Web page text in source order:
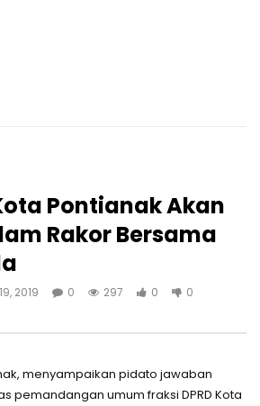
Pontianak Akan
Rakor Bersama
2019 0 297 0 0
menyampaikan pidato jawaban
pemandangan umum fraksi DPRD Kota